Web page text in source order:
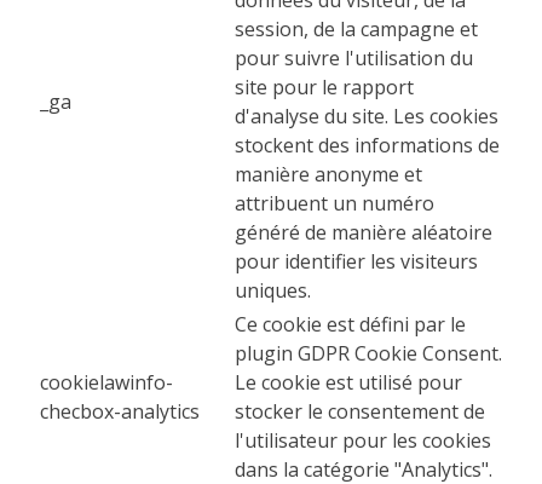
_ga
session, de la campagne et
pour suivre l'utilisation du
site pour le rapport
d'analyse du site. Les cookies
stockent des informations de
manière anonyme et
attribuent un numéro
généré de manière aléatoire
pour identifier les visiteurs
uniques.
cookielawinfo-
checbox-analytics
Ce cookie est défini par le
plugin GDPR Cookie Consent.
Le cookie est utilisé pour
stocker le consentement de
l'utilisateur pour les cookies
dans la catégorie "Analytics".